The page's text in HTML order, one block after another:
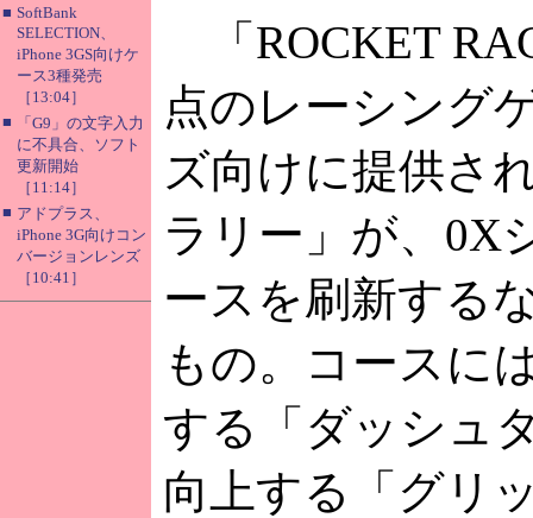
■ SoftBank
SELECTION、
iPhone 3GS向けケ
ース3種発売
［13:04］
■
「G9」の文字入力
に不具合、ソフト
更新開始
［11:14］
■ アドプラス、
iPhone 3G向けコン
バージョンレンズ
［10:41］
「ROCKET
点のレーシング
ズ向けに提供さ
ラリー」が、0X
ースを刷新する
もの。コースに
する「ダッシュ
向上する「グリ